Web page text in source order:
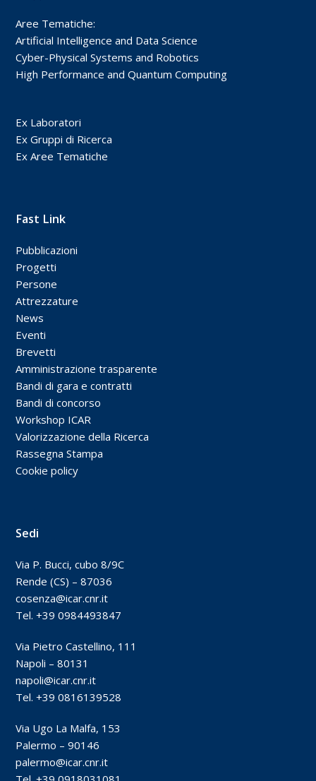
Aree Tematiche:
Artificial Intelligence and Data Science
Cyber-Physical Systems and Robotics
High Performance and Quantum Computing
Ex Laboratori
Ex Gruppi di Ricerca
Ex Aree Tematiche
Fast Link
Pubblicazioni
Progetti
Persone
Attrezzature
News
Eventi
Brevetti
Amministrazione trasparente
Bandi di gara e contratti
Bandi di concorso
Workshop ICAR
Valorizzazione della Ricerca
Rassegna Stampa
Cookie policy
Sedi
Via P. Bucci, cubo 8/9C
Rende (CS) – 87036
cosenza@icar.cnr.it
Tel. +39 0984493847
Via Pietro Castellino, 111
Napoli – 80131
napoli@icar.cnr.it
Tel. +39 0816139528
Via Ugo La Malfa, 153
Palermo – 90146
palermo@icar.cnr.it